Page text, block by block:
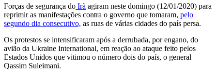
Forças de segurança do Irã agiram neste domingo (12/01/2020) para
reprimir as manifestações contra o governo que tomaram, pelo
segundo dia consecutivo, as ruas de várias cidades do país persa.
Os protestos se intensificaram após a derrubada, por engano, do
avião da Ukraine International, em reação ao ataque feito pelos
Estados Unidos que vitimou o número dois do país, o general
Qassim Suleimani.